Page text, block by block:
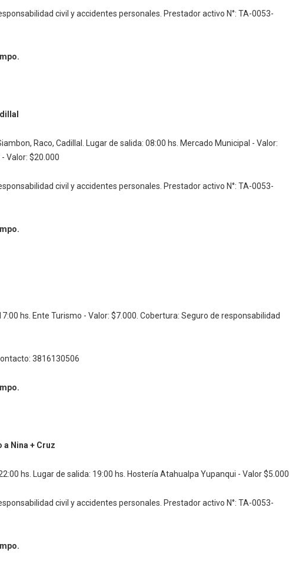
civil y accidentes personales. Prestador activo N°: TA-0053-
Raco, Cadillal.
Lugar de salida: 08:00 hs. Mercado Municipal - Valor:
Valor: $20.000
civil y accidentes personales. Prestador activo N°: TA-0053-
hs. Ente Turismo - Valor: $7.000. Cobertura: Seguro de responsabilidad
3816130506
Nina + Cruz
hs. Lugar de salida: 19:00 hs. Hostería Atahualpa Yupanqui - Valor $5.000
civil y accidentes personales. Prestador activo N°: TA-0053-